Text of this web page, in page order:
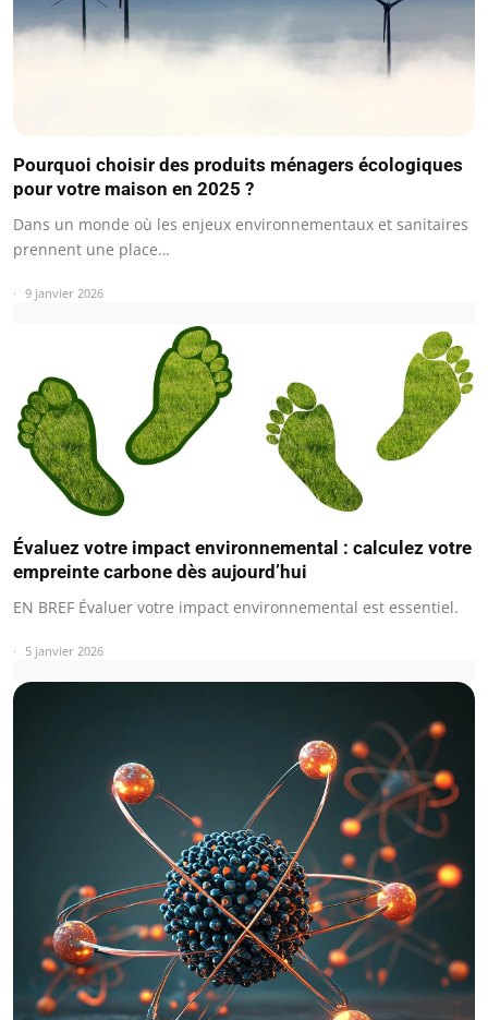
Pourquoi choisir des produits ménagers écologiques
pour votre maison en 2025 ?
Dans un monde où les enjeux environnementaux et sanitaires
prennent une place…
9 janvier 2026
Évaluez votre impact environnemental : calculez votre
empreinte carbone dès aujourd’hui
EN BREF Évaluer votre impact environnemental est essentiel.
5 janvier 2026